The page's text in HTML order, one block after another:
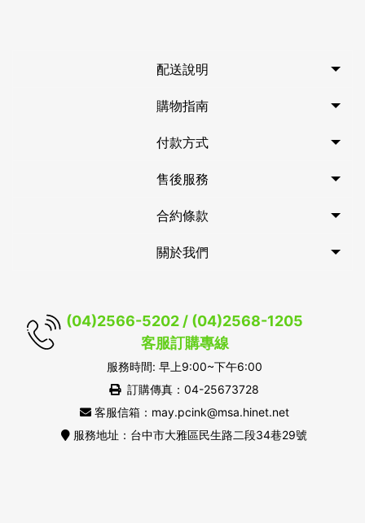
配送說明
購物指南
付款方式
售後服務
合約條款
關於我們
(04)2566-5202 / (04)2568-1205
客服訂購專線
服務時間: 早上9:00~下午6:00
訂購傳真：04-25673728
客服信箱：may.pcink@msa.hinet.net
服務地址：台中市大雅區民生路二段34巷29號